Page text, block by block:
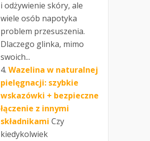
i odżywienie skóry, ale
wiele osób napotyka
problem przesuszenia.
Dlaczego glinka, mimo
swoich...
Wazelina w naturalnej
pielęgnacji: szybkie
wskazówki + bezpieczne
łączenie z innymi
składnikami Czy
kiedykolwiek